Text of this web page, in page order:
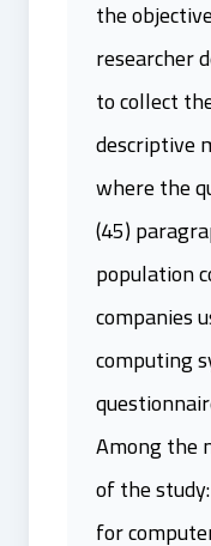
the
researcher
to collect
descriptive
where the
(45)
population
companies
computing
Among the
of the
for